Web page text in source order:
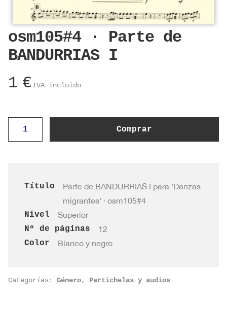
osm105#4 · Parte de
BANDURRIAS I
1 € IVA incluido
osm105#4
BANDURRIAS
cantidad
Comprar
Título
Parte de BANDURRIAS I para 'Danzas
migrantes' · osm105#4
Nivel
Superior
Nº de páginas
12
Color
Blanco y negro
Categorías: Género, Partichelas y audios